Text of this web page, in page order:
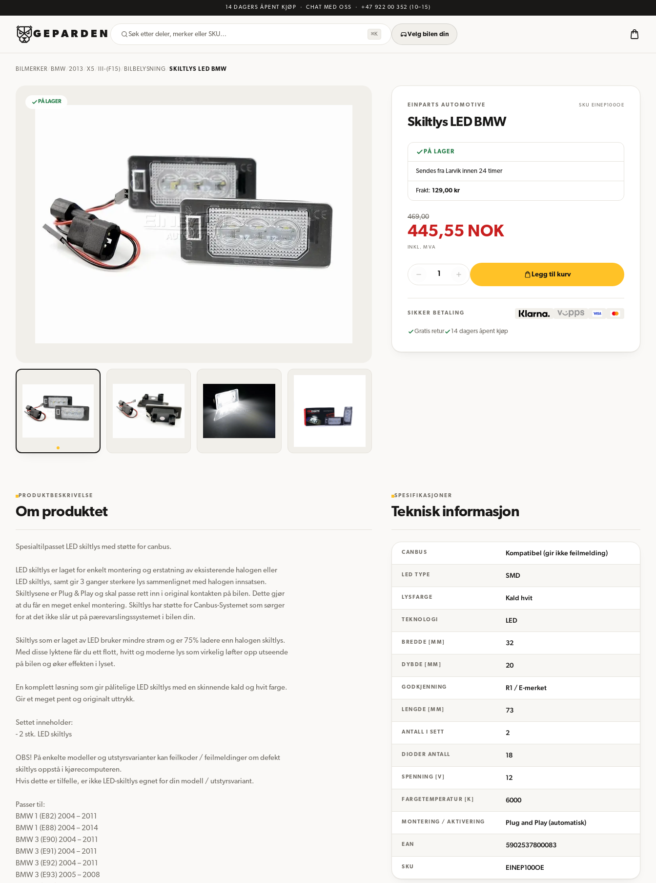
14 DAGERS ÅPENT KJØP · CHAT MED OSS ·+47 922 00 352 (10–15)
GEPARDEN Søk etter deler, merker eller SKU… ⌘K Velg bilen din
BILMERKER/ BMW /2013 /X5 III-(F15) BILBELYSNING /SKILTLYS LED BMW
PÅ LAGER
EINPARTS AUTOMOTIVE SKU EINEP100OE
Skiltlys LED BMW
PÅ LAGER
Sendes fra Larvik innen 24 timer
Frakt: 129,00 kr
469,00
445,55 NOK
INKL. MVA
Legg til kurv
SIKKER BETALING
Gratis retur 14 dagers åpent kjøp
PRODUKTBESKRIVELSE
Om produktet
Spesialtilpasset LED skiltlys med støtte for canbus.
LED skiltlys er laget for enkelt montering og erstatning av eksisterende halogen eller
LED skiltlys, samt gir 3 ganger sterkere lys sammenlignet med halogen innsatsen.
Skiltlysene er Plug & Play og skal passe rett inn i original kontakten på bilen. Dette gjør
at du får en meget enkel montering. Skiltlys har støtte for Canbus-Systemet som sørger
for at det ikke slår ut på pærevarslingssystemet i bilen din.
Skiltlys som er laget av LED bruker mindre strøm og er 75% ladere enn halogen skiltlys.
Med disse lyktene får du ett flott, hvitt og moderne lys som virkelig løfter opp utseende
på bilen og øker effekten i lyset.
En komplett løsning som gir pålitelige LED skiltlys med en skinnende kald og hvit farge.
Gir et meget pent og originalt uttrykk.
Settet inneholder:
- 2 stk. LED skiltlys
OBS! På enkelte modeller og utstyrsvarianter kan feilkoder / feilmeldinger om defekt
skiltlys oppstå i kjørecomputeren.
Hvis dette er tilfelle, er ikke LED-skiltlys egnet for din modell / utstyrsvariant.
Passer til:
BMW 1 (E82) 2004 – 2011
BMW 1 (E88) 2004 – 2014
BMW 3 (E90) 2004 – 2011
BMW 3 (E91) 2004 – 2011
BMW 3 (E92) 2004 – 2011
BMW 3 (E93) 2005 – 2008
SPESIFIKASJONER
Teknisk informasjon
CANBUS Kompatibel (gir ikke feilmelding)
LED TYPE SMD
LYSFARGE Kald hvit
TEKNOLOGI LED
BREDDE [MM] 32
DYBDE [MM] 20
GODKJENNING R1 / E-merket
LENGDE [MM] 73
ANTALL I SETT 2
DIODER ANTALL 18
SPENNING [V] 12
FARGETEMPERATUR [K] 6000
MONTERING / AKTIVERING Plug and Play (automatisk)
EAN 5902537800083
SKU EINEP100OE